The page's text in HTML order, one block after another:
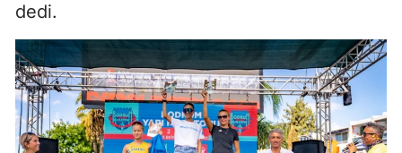
dedi.